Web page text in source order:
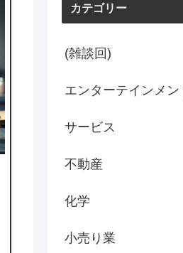
カテゴリー
(雑談回)
エンターテインメン
サービス
不動産
化学
小売り業